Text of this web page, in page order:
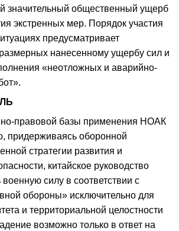
значительный общественный ущерб
экстренных мер. Порядок участия
предусматривает
нанесенному ущербу сил и
«неотложных и аварийно-
правовой базы применения НОАК
придерживаясь оборонной
стратегии развития и
китайское руководство
силу в соответствии с
обороны» исключительно для
и территориальной целостности
возможно только в ответ на